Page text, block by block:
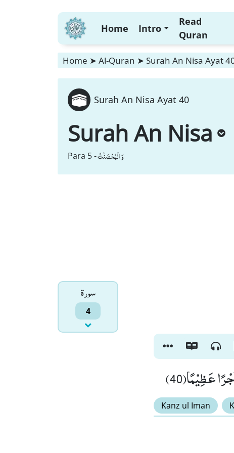
Home Intro
Read
Quran
Home ➤ Al-Quran ➤ Surah An Nisa Ayat
Surah An Nisa Ayat 40
Surah An Nisa
Para 5 -وَ الْمُحْصَنٰتُ
سورۃ
4
عَظِیْمًا(40)
Kanz ul Iman